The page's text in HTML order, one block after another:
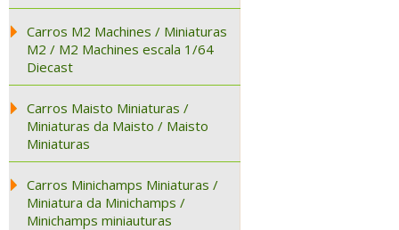
Carros M2 Machines / Miniaturas
M2 / M2 Machines escala 1/64
Diecast
Carros Maisto Miniaturas /
Miniaturas da Maisto / Maisto
Miniaturas
Carros Minichamps Miniaturas /
Miniatura da Minichamps /
Minichamps miniauturas